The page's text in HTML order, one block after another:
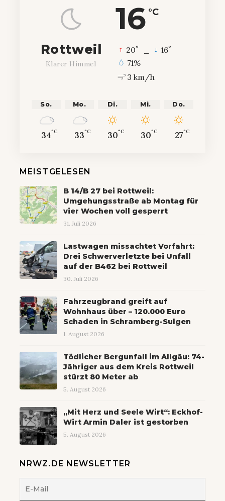
16 °C
Rottweil
Klarer Himmel
20° 16°
71%
3 km/h
So.
34°C
Mo.
33°C
Di.
30°C
Mi.
30°C
Do.
27°C
MEISTGELESEN
B 14/B 27 bei Rottweil:
Umgehungsstraße ab Montag für
vier Wochen voll gesperrt
31. Juli 2026
Lastwagen missachtet Vorfahrt:
Drei Schwerverletzte bei Unfall
auf der B462 bei Rottweil
30. Juli 2026
Fahrzeugbrand greift auf
Wohnhaus über – 120.000 Euro
Schaden in Schramberg-Sulgen
1. August 2026
Tödlicher Bergunfall im Allgäu: 74-
Jähriger aus dem Kreis Rottweil
stürzt 80 Meter ab
5. August 2026
„Mit Herz und Seele Wirt“: Eckhof-
Wirt Armin Daler ist gestorben
5. August 2026
NRWZ.DE NEWSLETTER